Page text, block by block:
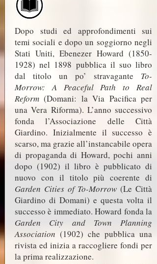
Dopo studi ed approfondimenti sui
temi sociali e dopo un soggiorno negli
Stati Uniti, Ebenezer Howard (1850-
1928) nel 1898 pubblica il suo libro
dal titolo un po’ stravagante To-
Morrow: A Peaceful Path to Real
Reform(Domani: la Via Pacifica per
una Vera Riforma). L’anno successivo
fonda l’Associazione delle Città
Giardino. Inizialmente il successo è
scarso, ma grazie all’instancabile opera
di propaganda di Howard, pochi anni
dopo (1902) il libro è pubblicato di
nuovo con il titolo più coerente di
Garden Cities of To-Morrow(Le Città
Giardino di Domani) e questa volta il
successo è immediato. Howard fonda la
Garden City and Town Planning
Association (1902) che pubblica una
rivista ed inizia a raccogliere fondi per
la prima realizzazione.